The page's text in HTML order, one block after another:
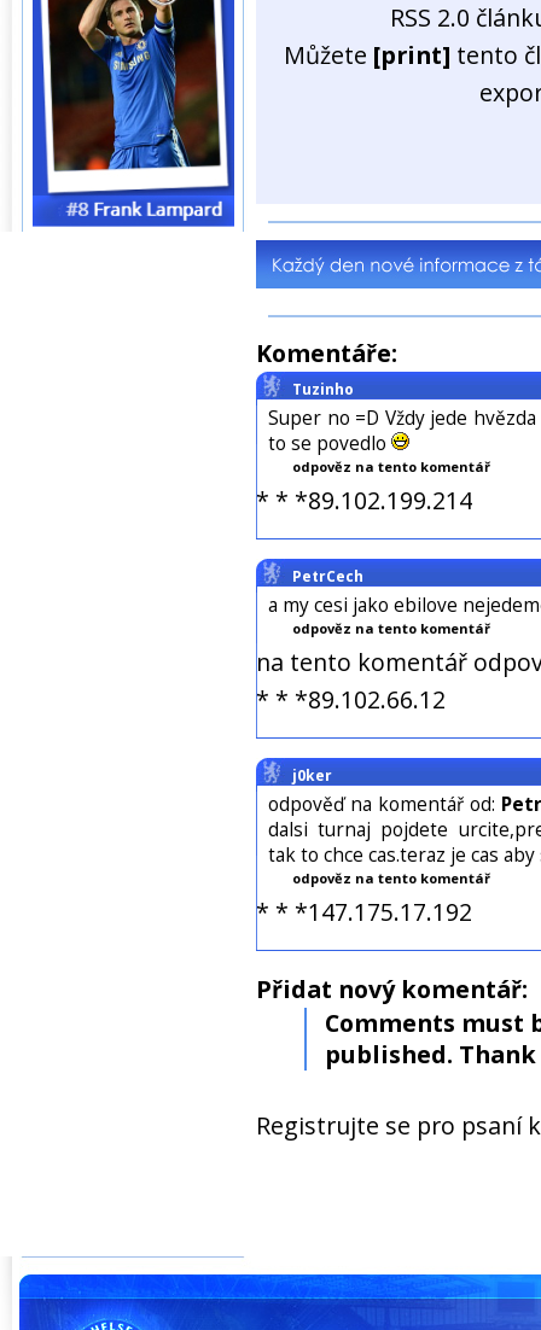
RSS 2.0
Můžete [print] tento
Komentáře:
Tuzinho
Super no =D Vždy jede
to se povedlo
odpověz na tento komentář
* * *89.102.199.214
PetrCech
a my cesi jako ebilove
odpověz na tento komentář
na tento komentář
* * *89.102.66.12
j0ker
odpověď na komentář od:
dalsi turnaj pojdete
tak to chce cas.teraz je cas
odpověz na tento komentář
* * *147.175.17.192
Přidat nový komentář:
Comments must
published. Thank
Registrujte se pro psaní